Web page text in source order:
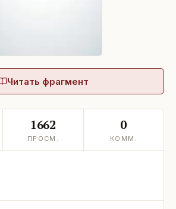
Читать фрагмент
1662
ПРОСМ.
0
КОММ.